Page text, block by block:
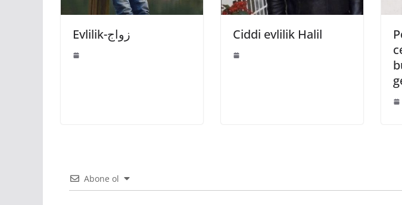
Evlilik-زواج Ciddi evlilik Halil
Abone ol